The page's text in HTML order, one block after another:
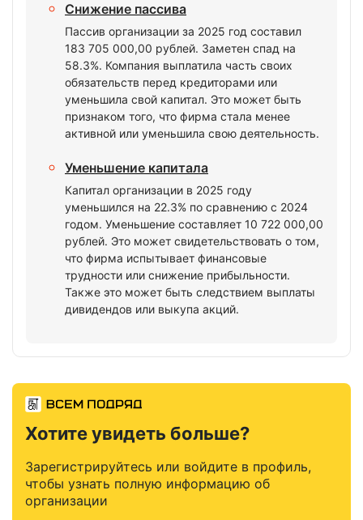
Снижение пассива
Пассив организации за 2025 год составил
183 705 000,00 рублей. Заметен спад на
58.3%. Компания выплатила часть своих
обязательств перед кредиторами или
уменьшила свой капитал. Это может быть
признаком того, что фирма стала менее
активной или уменьшила свою деятельность.
Уменьшение капитала
Капитал организации в 2025 году
уменьшился на 22.3% по сравнению с 2024
годом. Уменьшение составляет 10 722 000,00
рублей. Это может свидетельствовать о том,
что фирма испытывает финансовые
трудности или снижение прибыльности.
Также это может быть следствием выплаты
дивидендов или выкупа акций.
Хотите увидеть больше?
Зарегистрируйтесь или войдите в профиль,
чтобы узнать полную информацию об
организации